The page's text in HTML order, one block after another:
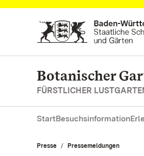
Zum Hauptinhalt springen
Botanischer
FÜRSTLICHER
StartBesuchsinformation
Presse Pressemeldungen